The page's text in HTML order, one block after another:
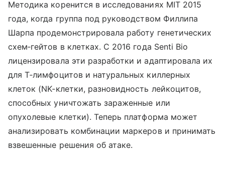
Методика коренится в исследованиях MIT 2015
года, когда группа под руководством Филлипа
Шарпа продемонстрировала работу генетических
схем‑гейтов в клетках. С 2016 года Senti Bio
лицензировала эти разработки и адаптировала их
для T‑лимфоцитов и натуральных киллерных
клеток (NK‑клетки, разновидность лейкоцитов,
способных уничтожать зараженные или
опухолевые клетки). Теперь платформа может
анализировать комбинации маркеров и принимать
взвешенные решения об атаке.